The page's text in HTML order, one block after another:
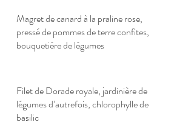
Magret de canard à la praline rose,
pressé de pommes de terre confites,
bouquetière de légumes
Filet de Dorade royale, jardinière de
légumes d’autrefois, chlorophylle de
basilic